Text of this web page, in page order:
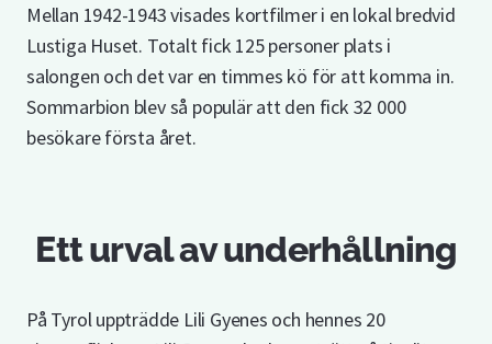
Mellan 1942-1943 visades kortfilmer i en lokal bredvid
Lustiga Huset. Totalt fick 125 personer plats i
salongen och det var en timmes kö för att komma in.
Sommarbion blev så populär att den fick 32 000
besökare första året.
Ett urval av underhållning
På Tyrol uppträdde Lili Gyenes och hennes 20